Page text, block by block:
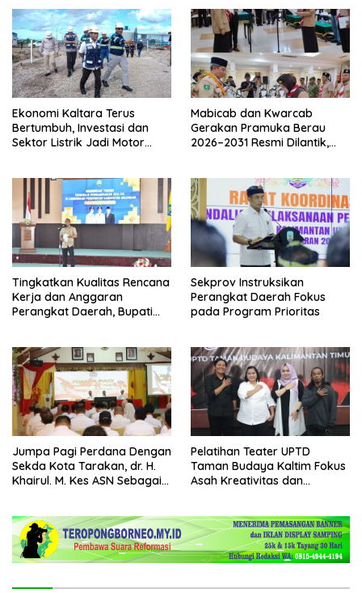
Ekonomi Kaltara Terus
Bertumbuh, Investasi dan
Sektor Listrik Jadi Motor
Mabicab dan Kwarcab
Gerakan Pramuka Berau
2026–2031 Resmi Dilantik,
Tingkatkan Kualitas Rencana
Kerja dan Anggaran
Perangkat Daerah, Bupati
Sekprov Instruksikan
Perangkat Daerah Fokus
pada Program Prioritas
Jumpa Pagi Perdana Dengan
Sekda Kota Tarakan, dr. H.
Khairul. M. Kes ASN Sebagai
Pelatihan Teater UPTD
Taman Budaya Kaltim Fokus
Asah Kreativitas dan